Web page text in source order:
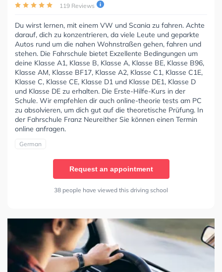
119 Reviews
Du wirst lernen, mit einem VW und Scania zu fahren. Achte
darauf, dich zu konzentrieren, da viele Leute und geparkte
Autos rund um die nahen Wohnstraßen gehen, fahren und
stehen. Die Fahrschule bietet Exzellente Bedingungen um
deine Klasse A1, Klasse B, Klasse A, Klasse BE, Klasse B96,
Klasse AM, Klasse BF17, Klasse A2, Klasse C1, Klasse C1E,
Klasse C, Klasse CE, Klasse D1 und Klasse DE1, Klasse D
und Klasse DE zu erhalten. Die Erste-Hilfe-Kurs in der
Schule. Wir empfehlen dir auch online-theorie tests am PC
zu absolvieren, um dich gut auf die theoretische Prüfung. In
der Fahrschule Franz Neureither Sie können einen Termin
online anfragen.
German
Request an appointment
38 people have viewed this driving school